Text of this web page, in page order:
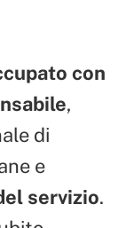
con
,
di
e
servizio.